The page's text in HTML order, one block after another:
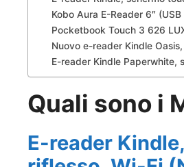
Kobo Aura E-Reader 6″
Pocketbook Touch 3 626
Nuovo e-reader Kindle
E-reader Kindle Paperwhite,
Quali sono i
E-reader